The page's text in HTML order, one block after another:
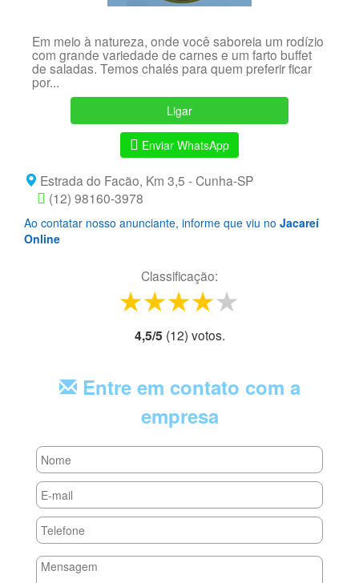
Em meio à natureza, onde você saboreia um rodízio
com grande variedade de carnes e um farto buffet
de saladas. Temos chalés para quem preferir ficar
por...
Ligar
Enviar WhatsApp
Estrada do Facão, Km 3,5 - Cunha-SP
(12) 98160-3978
Ao contatar nosso anunciante, informe que viu no Jacareí
Online
Classificação:
4 stars
3 stars
2 stars
1 star
4,5/5 (12) votos.
Entre em contato com a
empresa